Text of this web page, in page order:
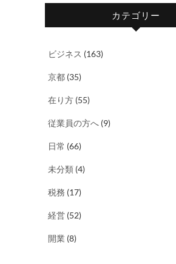
カテゴリー
ビジネス (163)
京都 (35)
在り方 (55)
従業員の方へ (9)
日常 (66)
未分類 (4)
税務 (17)
経営 (52)
開業 (8)